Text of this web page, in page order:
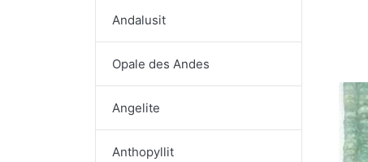
Andalusit
Opale des Andes
Angelite
Anthopyllit
de